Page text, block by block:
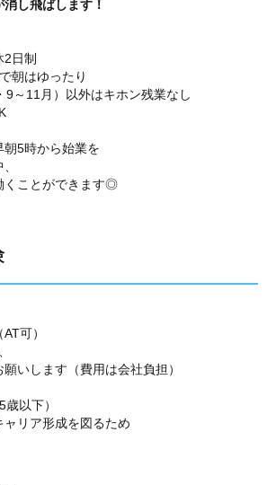
し飛ばします！
2日制
朝はゆったり
9～11月）以外はキホン残業なし
朝5時から始業を
くことができます◎
可）
いします（費用は会社負担）
以下）
リア形成を図るため